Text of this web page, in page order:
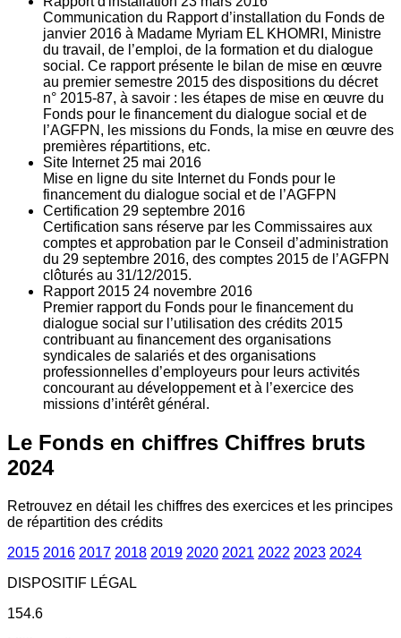
Communication du Rapport d’installation du Fonds de
janvier 2016 à Madame Myriam EL KHOMRI, Ministre
du travail, de l’emploi, de la formation et du dialogue
social. Ce rapport présente le bilan de mise en œuvre
au premier semestre 2015 des dispositions du décret
n° 2015-87, à savoir : les étapes de mise en œuvre du
Fonds pour le financement du dialogue social et de
l’AGFPN, les missions du Fonds, la mise en œuvre des
premières répartitions, etc.
Site Internet 25 mai 2016
Mise en ligne du site Internet du Fonds pour le
financement du dialogue social et de l’AGFPN
Certification 29 septembre 2016
Certification sans réserve par les Commissaires aux
comptes et approbation par le Conseil d’administration
du 29 septembre 2016, des comptes 2015 de l’AGFPN
clôturés au 31/12/2015.
Rapport 2015 24 novembre 2016
Premier rapport du Fonds pour le financement du
dialogue social sur l’utilisation des crédits 2015
contribuant au financement des organisations
syndicales de salariés et des organisations
professionnelles d’employeurs pour leurs activités
concourant au développement et à l’exercice des
missions d’intérêt général.
Le Fonds en chiffres Chiffres bruts
2024
Retrouvez en détail les chiffres des exercices et les principes
de répartition des crédits
2015 2016 2017 2018 2019 2020 2021 2022 2023 2024
DISPOSITIF LÉGAL
154.6